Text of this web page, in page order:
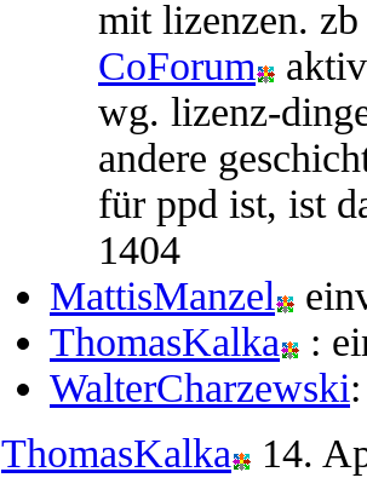
mit lizenzen.
CoForum
wg. lizenz-
andere
für ppd ist, ist
1404
MattisManzel
ThomasKalka
:
WalterCharzewski
ThomasKalka
14.